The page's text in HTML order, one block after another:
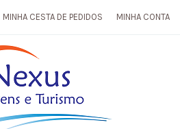
MINHA CESTA DE PEDIDOS MINHA CONTA